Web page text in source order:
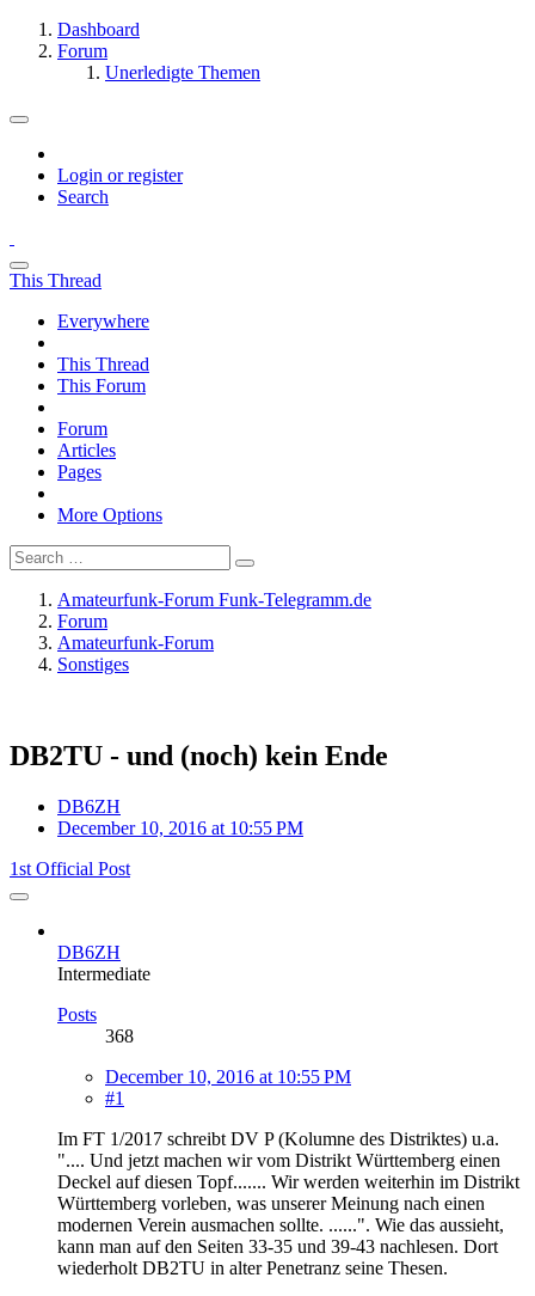
Dashboard
Forum
Unerledigte Themen
Login or register
Search
This Thread
Everywhere
This Thread
This Forum
Forum
Articles
Pages
More Options
Amateurfunk-Forum Funk-Telegramm.de
Forum
Amateurfunk-Forum
Sonstiges
DB2TU - und (noch) kein Ende
DB6ZH
December 10, 2016 at 10:55 PM
1st Official Post
DB6ZH
Intermediate
Posts
368
December 10, 2016 at 10:55 PM
#1
Im FT 1/2017 schreibt DV P (Kolumne des Distriktes) u.a.
".... Und jetzt machen wir vom Distrikt Württemberg einen
Deckel auf diesen Topf....... Wir werden weiterhin im Distrikt
Württemberg vorleben, was unserer Meinung nach einen
modernen Verein ausmachen sollte. ......". Wie das aussieht,
kann man auf den Seiten 33-35 und 39-43 nachlesen. Dort
wiederholt DB2TU in alter Penetranz seine Thesen.